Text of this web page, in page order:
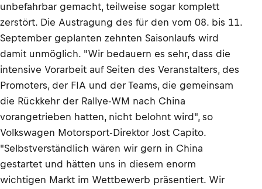
unbefahrbar gemacht, teilweise sogar komplett
zerstört. Die Austragung des für den vom 08. bis 11.
September geplanten zehnten Saisonlaufs wird
damit unmöglich. "Wir bedauern es sehr, dass die
intensive Vorarbeit auf Seiten des Veranstalters, des
Promoters, der FIA und der Teams, die gemeinsam
die Rückkehr der Rallye-WM nach China
vorangetrieben hatten, nicht belohnt wird", so
Volkswagen Motorsport-Direktor Jost Capito.
"Selbstverständlich wären wir gern in China
gestartet und hätten uns in diesem enorm
wichtigen Markt im Wettbewerb präsentiert. Wir